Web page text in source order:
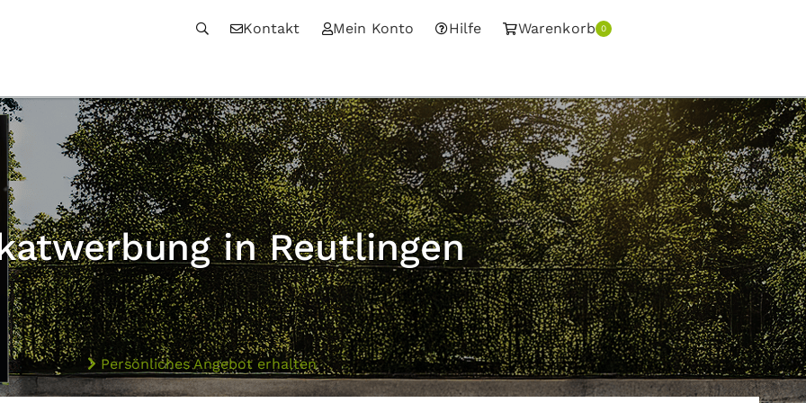
Kontakt Mein Konto Hilfe Warenkorb 0
in Reutlingen
Persönliches Angebot erhalten